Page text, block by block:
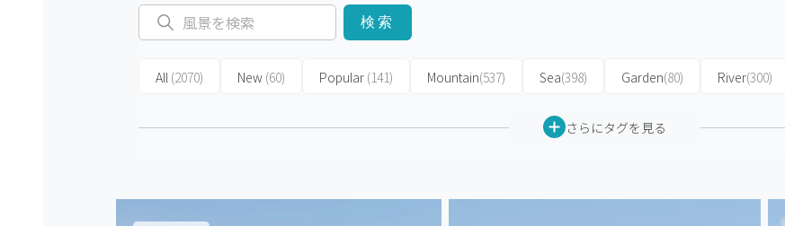
検索
All (2070) New (60) Popular (141) Mountain(537) Sea(398) Garden(80) River(300)
さらにタグを見る